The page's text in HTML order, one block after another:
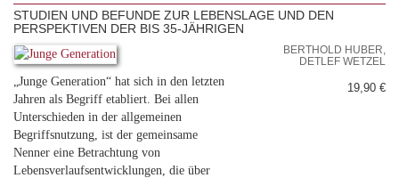
STUDIEN UND BEFUNDE ZUR LEBENSLAGE UND DEN
PERSPEKTIVEN DER BIS 35-JÄHRIGEN
„Junge Generation“ hat sich in den letzten
Jahren als Begriff etabliert. Bei allen
Unterschieden in der allgemeinen
Begriffsnutzung, ist der gemeinsame
Nenner eine Betrachtung von
Lebensverlaufsentwicklungen, die über
BERTHOLD HUBER,
DETLEF WETZEL
19,90 €